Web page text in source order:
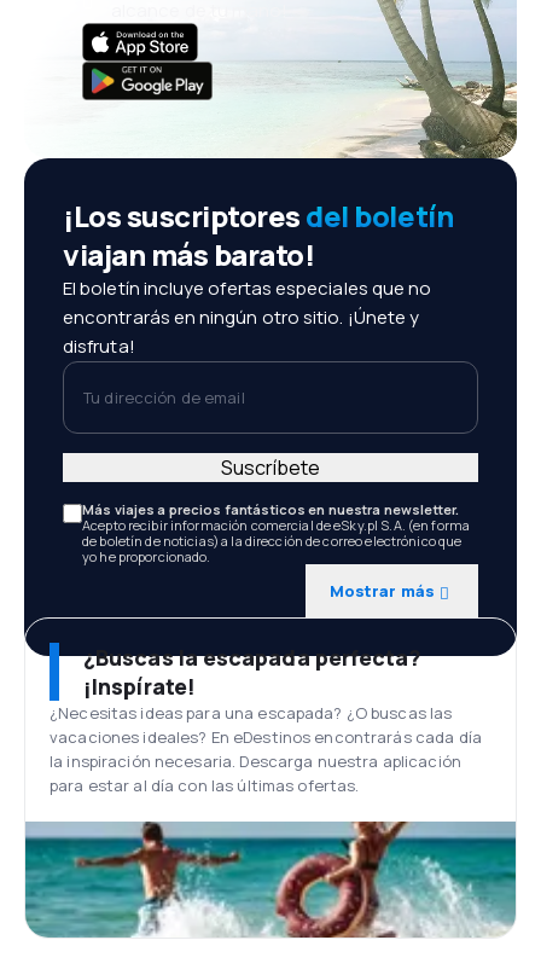
¡Los suscriptoresdel boletín
viajan más barato!
El boletín incluye ofertas especiales que no
encontrarás en ningún otro sitio. ¡Únete y
disfruta!
Tu dirección de email
Más viajes a precios fantásticos en nuestra newsletter.
Acepto recibir información comercial de eSky.pl S.A. (en forma
de boletín de noticias) a la dirección de correo electrónico que
yo he proporcionado.
Mostrar más
Suscríbete
¿Buscas la escapada perfecta?
¡Inspírate!
¿Necesitas ideas para una escapada? ¿O buscas las
vacaciones ideales? En eDestinos encontrarás cada día
la inspiración necesaria. Descarga nuestra aplicación
para estar al día con las últimas ofertas.